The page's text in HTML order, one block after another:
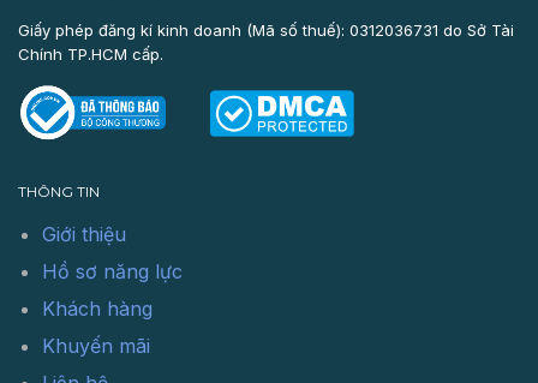
Giấy phép đăng kí kinh doanh (Mã số thuế): 0312036731 do Sở Tài
Chính TP.HCM cấp.
THÔNG TIN
Giới thiệu
Hồ sơ năng lực
Khách hàng
Khuyến mãi